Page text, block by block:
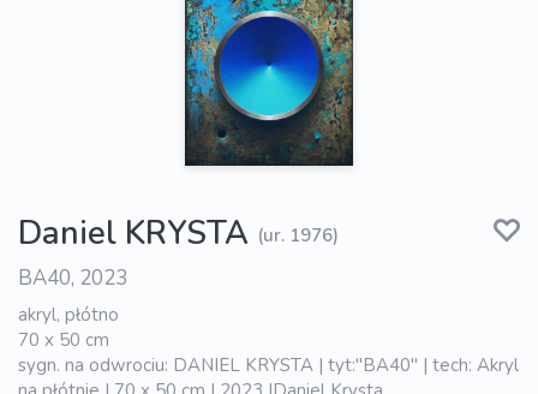
Daniel KRYSTA (ur. 1976)
BA40, 2023
akryl, płótno
70 x 50 cm
sygn. na odwrociu: DANIEL KRYSTA | tyt:"BA40" | tech: Akryl